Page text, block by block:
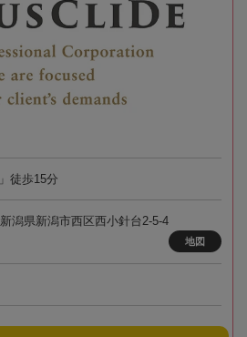
徒歩15分
潟県新潟市西区西小針台2-5-4
地図